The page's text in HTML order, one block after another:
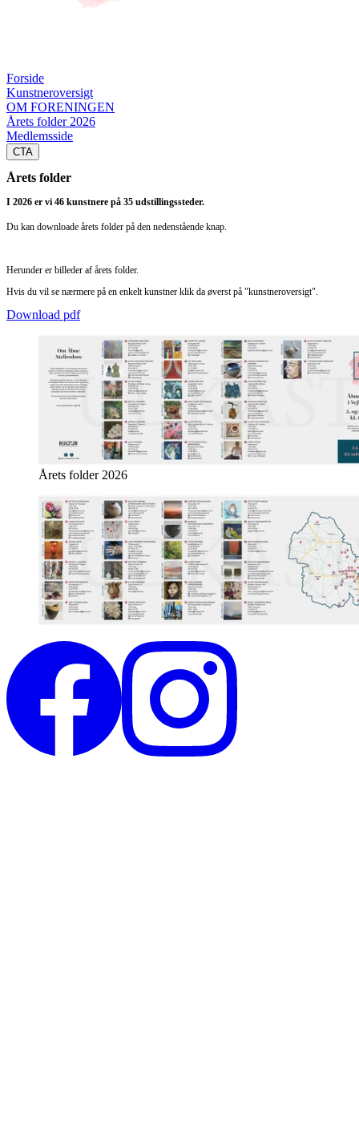
Forside
Kunstneroversigt
OM FORENINGEN
Årets folder 2026
Medlemsside
CTA
Årets folder
I 2026 er vi 46 kunstnere på 35 udstillingssteder.
Du kan downloade årets folder på den nedenstående knap.
Herunder er billeder af årets folder.
Hvis du vil se nærmere på en enkelt kunstner klik da øverst på "kunstneroversigt".
Download pdf
Årets folder 2026